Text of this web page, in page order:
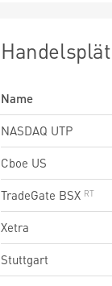
Name
NASDAQ UTP
Cboe US
TradeGate BSX
Xetra
Stuttgart